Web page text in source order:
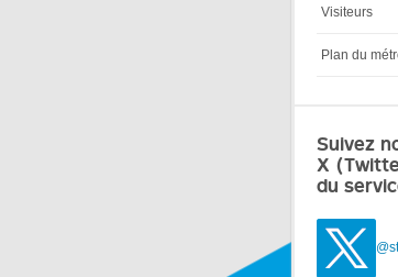
Visiteurs
Plan du
Suivez
X
du